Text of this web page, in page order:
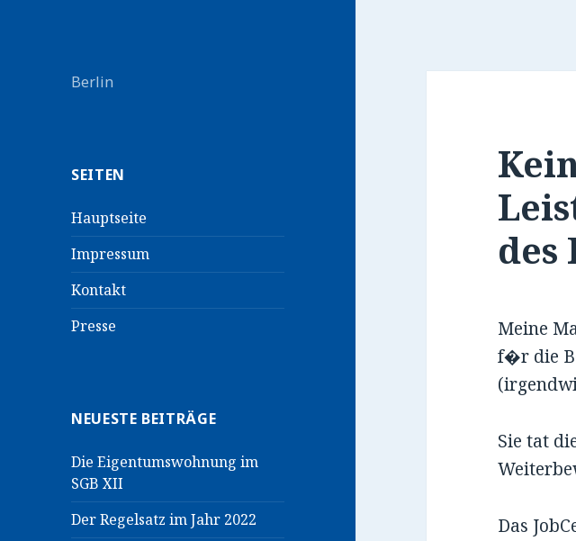
Berlin
SEITEN
Hauptseite
Impressum
Kontakt
Presse
NEUESTE BEITRÄGE
Die Eigentumswohnung im
SGB XII
Der Regelsatz im Jahr 2022
des
Meine
f�r die
Sie tat
Das